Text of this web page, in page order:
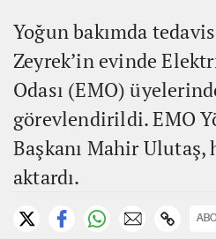
Yoğun bakımda
Zeyrek’in evinde
Odası (EMO)
görevlendirildi. EMO
Başkanı Mahir
aktardı.